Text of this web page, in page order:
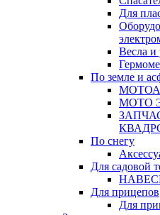
Для
Весла
По земле и
МОТО
По снегу
Для садовой
Для прицепов
Для